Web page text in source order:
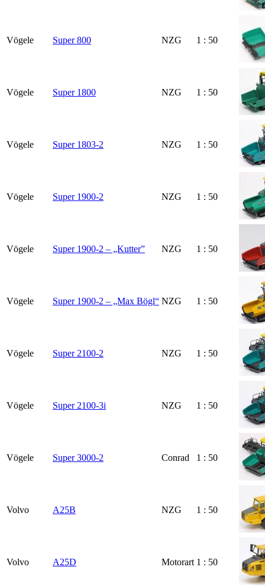
Vögele Super 800 NZG 1 : 50
Vögele Super 1800 NZG 1 : 50
Vögele Super 1803-2 NZG 1 : 50
Vögele Super 1900-2 NZG 1 : 50
Vögele Super 1900-2 – „Kutter” NZG 1 : 50
Vögele Super 1900-2 – „Max Bögl“ NZG 1 : 50
Vögele Super 2100-2 NZG 1 : 50
Vögele Super 2100-3i NZG 1 : 50
Vögele Super 3000-2 Conrad 1 : 50
Volvo A25B NZG 1 : 50
Volvo A25D Motorart 1 : 50